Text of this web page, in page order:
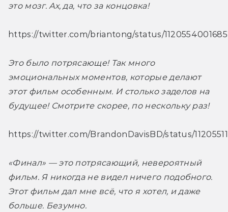
это мозг. Ах, да, что за концовка!
https://twitter.com/briantong/status/
Это было потрясающе! Так много
эмоциональных моментов, которые делают
этот фильм особенным. И столько заделов на
будущее! Смотрите скорее, по нескольку раз!
https://twitter.com/BrandonDavisBD/status/
«Финал» — это потрясающий, невероятный
фильм. Я никогда не видел ничего подобного.
Этот фильм дал мне всё, что я хотел, и даже
больше. Безумно.